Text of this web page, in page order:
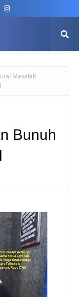
Masalah
Bunuh